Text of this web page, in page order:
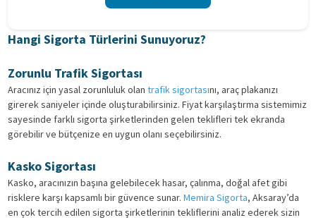
Hangi Sigorta Türlerini Sunuyoruz?
Zorunlu Trafik Sigortası
Aracınız için yasal zorunluluk olan trafik sigortasını, araç plakanızı
girerek saniyeler içinde oluşturabilirsiniz. Fiyat karşılaştırma sistemimiz
sayesinde farklı sigorta şirketlerinden gelen teklifleri tek ekranda
görebilir ve bütçenize en uygun olanı seçebilirsiniz.
Kasko Sigortası
Kasko, aracınızın başına gelebilecek hasar, çalınma, doğal afet gibi
risklere karşı kapsamlı bir güvence sunar. Memira Sigorta, Aksaray’da
en çok tercih edilen sigorta şirketlerinin tekliflerini analiz ederek sizin